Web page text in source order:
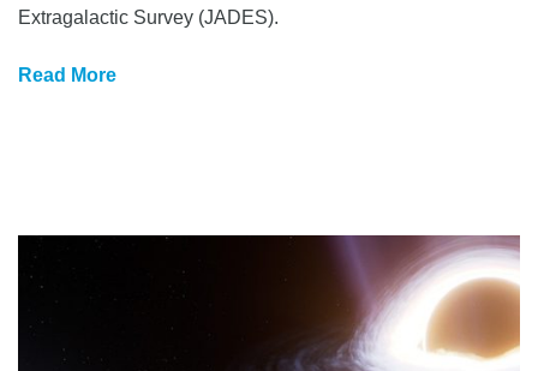
Extragalactic Survey (JADES).
Read More